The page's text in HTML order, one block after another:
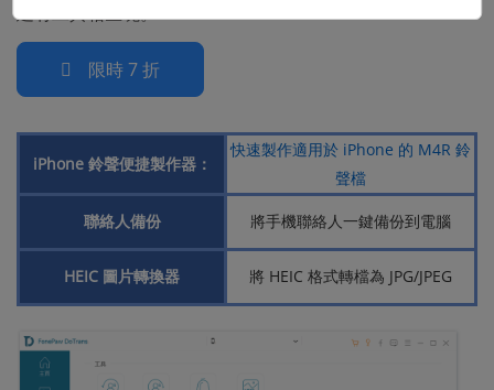
建有工具箱區塊。
限時 7 折
iPhone 鈴聲便捷製作器：
快速製作適用於 iPhone 的 M4R 鈴
聲檔
聯絡人備份 將手機聯絡人一鍵備份到電腦
HEIC 圖片轉換器 將 HEIC 格式轉檔為 JPG/JPEG